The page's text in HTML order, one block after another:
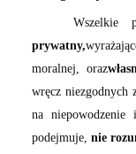
Wszelkie
prywatny,
moralnej, oraz
wręcz niezgodnych
na
podejmuje, nie